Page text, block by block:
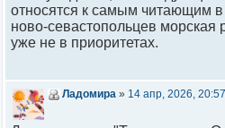
относятся к самым читающим
ново-севастопольцев морская
уже не в приоритетах.
Ладомира » 14 апр, 2026, 20:57